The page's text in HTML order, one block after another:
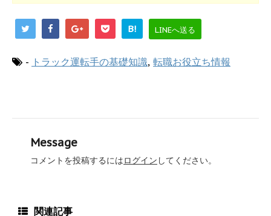
B! LINEへ送る
- トラック運転手の基礎知識, 転職お役立ち情報
Message
コメントを投稿するにはログイン してください。
関連記事